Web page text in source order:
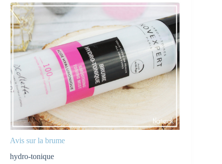
Avis sur la brume
hydro-tonique